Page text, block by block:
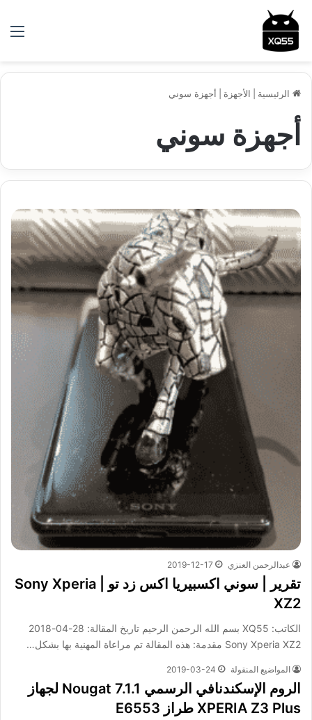
الرئيسية الأجهزة أجهزة سوني
أجهزة سوني
عبدالرحمن العنزي 2019-12-17
تقرير | سوني اكسبيريا اكس زد تو | Sony Xperia
XZ2
الكاتب: XQ55 بسم الله الرحمن الرحيم تاريخ المقالة: 28-04-2018
Sony Xperia XZ2 مقدمة: هذه المقالة تم مراعاة المهنية بها بشكل…
المواضيع المنقولة 2019-03-24
الروم الإسكندنافي الرسمي Nougat 7.1.1 لجهاز
XPERIA Z3 Plus طراز E6553